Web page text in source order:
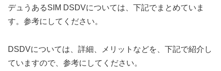
デュうあるSIM DSDVについては、下記でまとめていま
す。参考にしてください。
DSDVについては、詳細、メリットなどを、下記で紹介し
ていますので、参考にしてください。